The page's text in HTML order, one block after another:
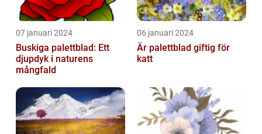
07 januari 2024
Buskiga palettblad: Ett
djupdyk i naturens
mångfald
06 januari 2024
Är palettblad giftig för
katt